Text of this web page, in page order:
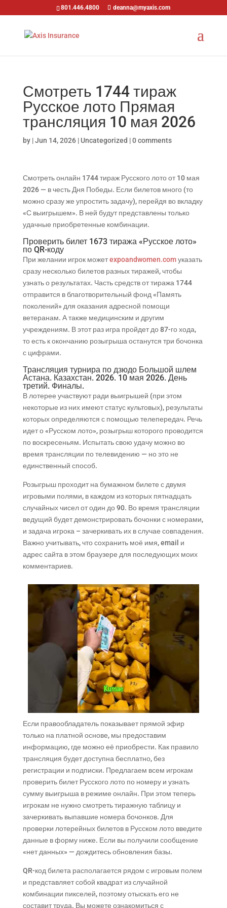
801.446.4800 deanna@myaxis.com
Смотреть 1744 тираж
Русское лото Прямая
трансляция 10 мая 2026
by |Jun 14, 2026| Uncategorized |0 comments
Смотреть онлайн 1744 тираж Русского лото от 10 мая
2026 — в честь Дня Победы. Если билетов много (то
можно сразу же упростить задачу), перейдя во вкладку
«С выигрышем». В ней будут представлены только
удачные приобретенные комбинации.
Проверить билет 1673 тиража «Русское лото»
по QR-коду
При желании игрок можетexpoandwomen.comуказать
сразу несколько билетов разных тиражей, чтобы
узнать о результатах. Часть средств от тиража 1744
отправится в благотворительный фонд «Память
поколений» для оказания адресной помощи
ветеранам. А также медицинским и другим
учреждениям. В этот раз игра пройдет до 87-го хода,
то есть к окончанию розыгрыша останутся три бочонка
с цифрами.
Трансляция турнира по дзюдо Большой шлем
Астана. Казахстан. 2026. 10 мая 2026. День
третий. Финалы.
В лотерее участвуют ради выигрышей (при этом
некоторые из них имеют статус культовых), результаты
которых определяются с помощью телепередач. Речь
идет о «Русском лото», розыгрыш которого проводится
по воскресеньям. Испытать свою удачу можно во
время трансляции по телевидению — но это не
единственный способ.
Розыгрыш проходит на бумажном билете с двумя
игровыми полями, в каждом из которых пятнадцать
случайных чисел от один до 90. Во время трансляции
ведущий будет демонстрировать бочонки с номерами,
и задача игрока – зачеркивать их в случае совпадения.
Важно учитывать, что сохранить моё имя, email и
адрес сайта в этом браузере для последующих моих
комментариев.
Если правообладатель показывает прямой эфир
только на платной основе, мы предоставим
информацию, где можно её приобрести. Как правило
трансляция будет доступна бесплатно, без
регистрации и подписки. Предлагаем всем игрокам
проверить билет Русского лото по номеру и узнать
сумму выигрыша в режиме онлайн. При этом теперь
игрокам не нужно смотреть тиражную таблицу и
зачеркивать выпавшие номера бочонков. Для
проверки лотерейных билетов в Русском лото введите
данные в форму ниже. Если вы получили сообщение
«нет данных» — дождитесь обновления базы.
QR-код билета располагается рядом с игровым полем
и представляет собой квадрат из случайной
комбинации пикселей, поэтому отыскать его не
составит труда. Вы можете ознакомиться с